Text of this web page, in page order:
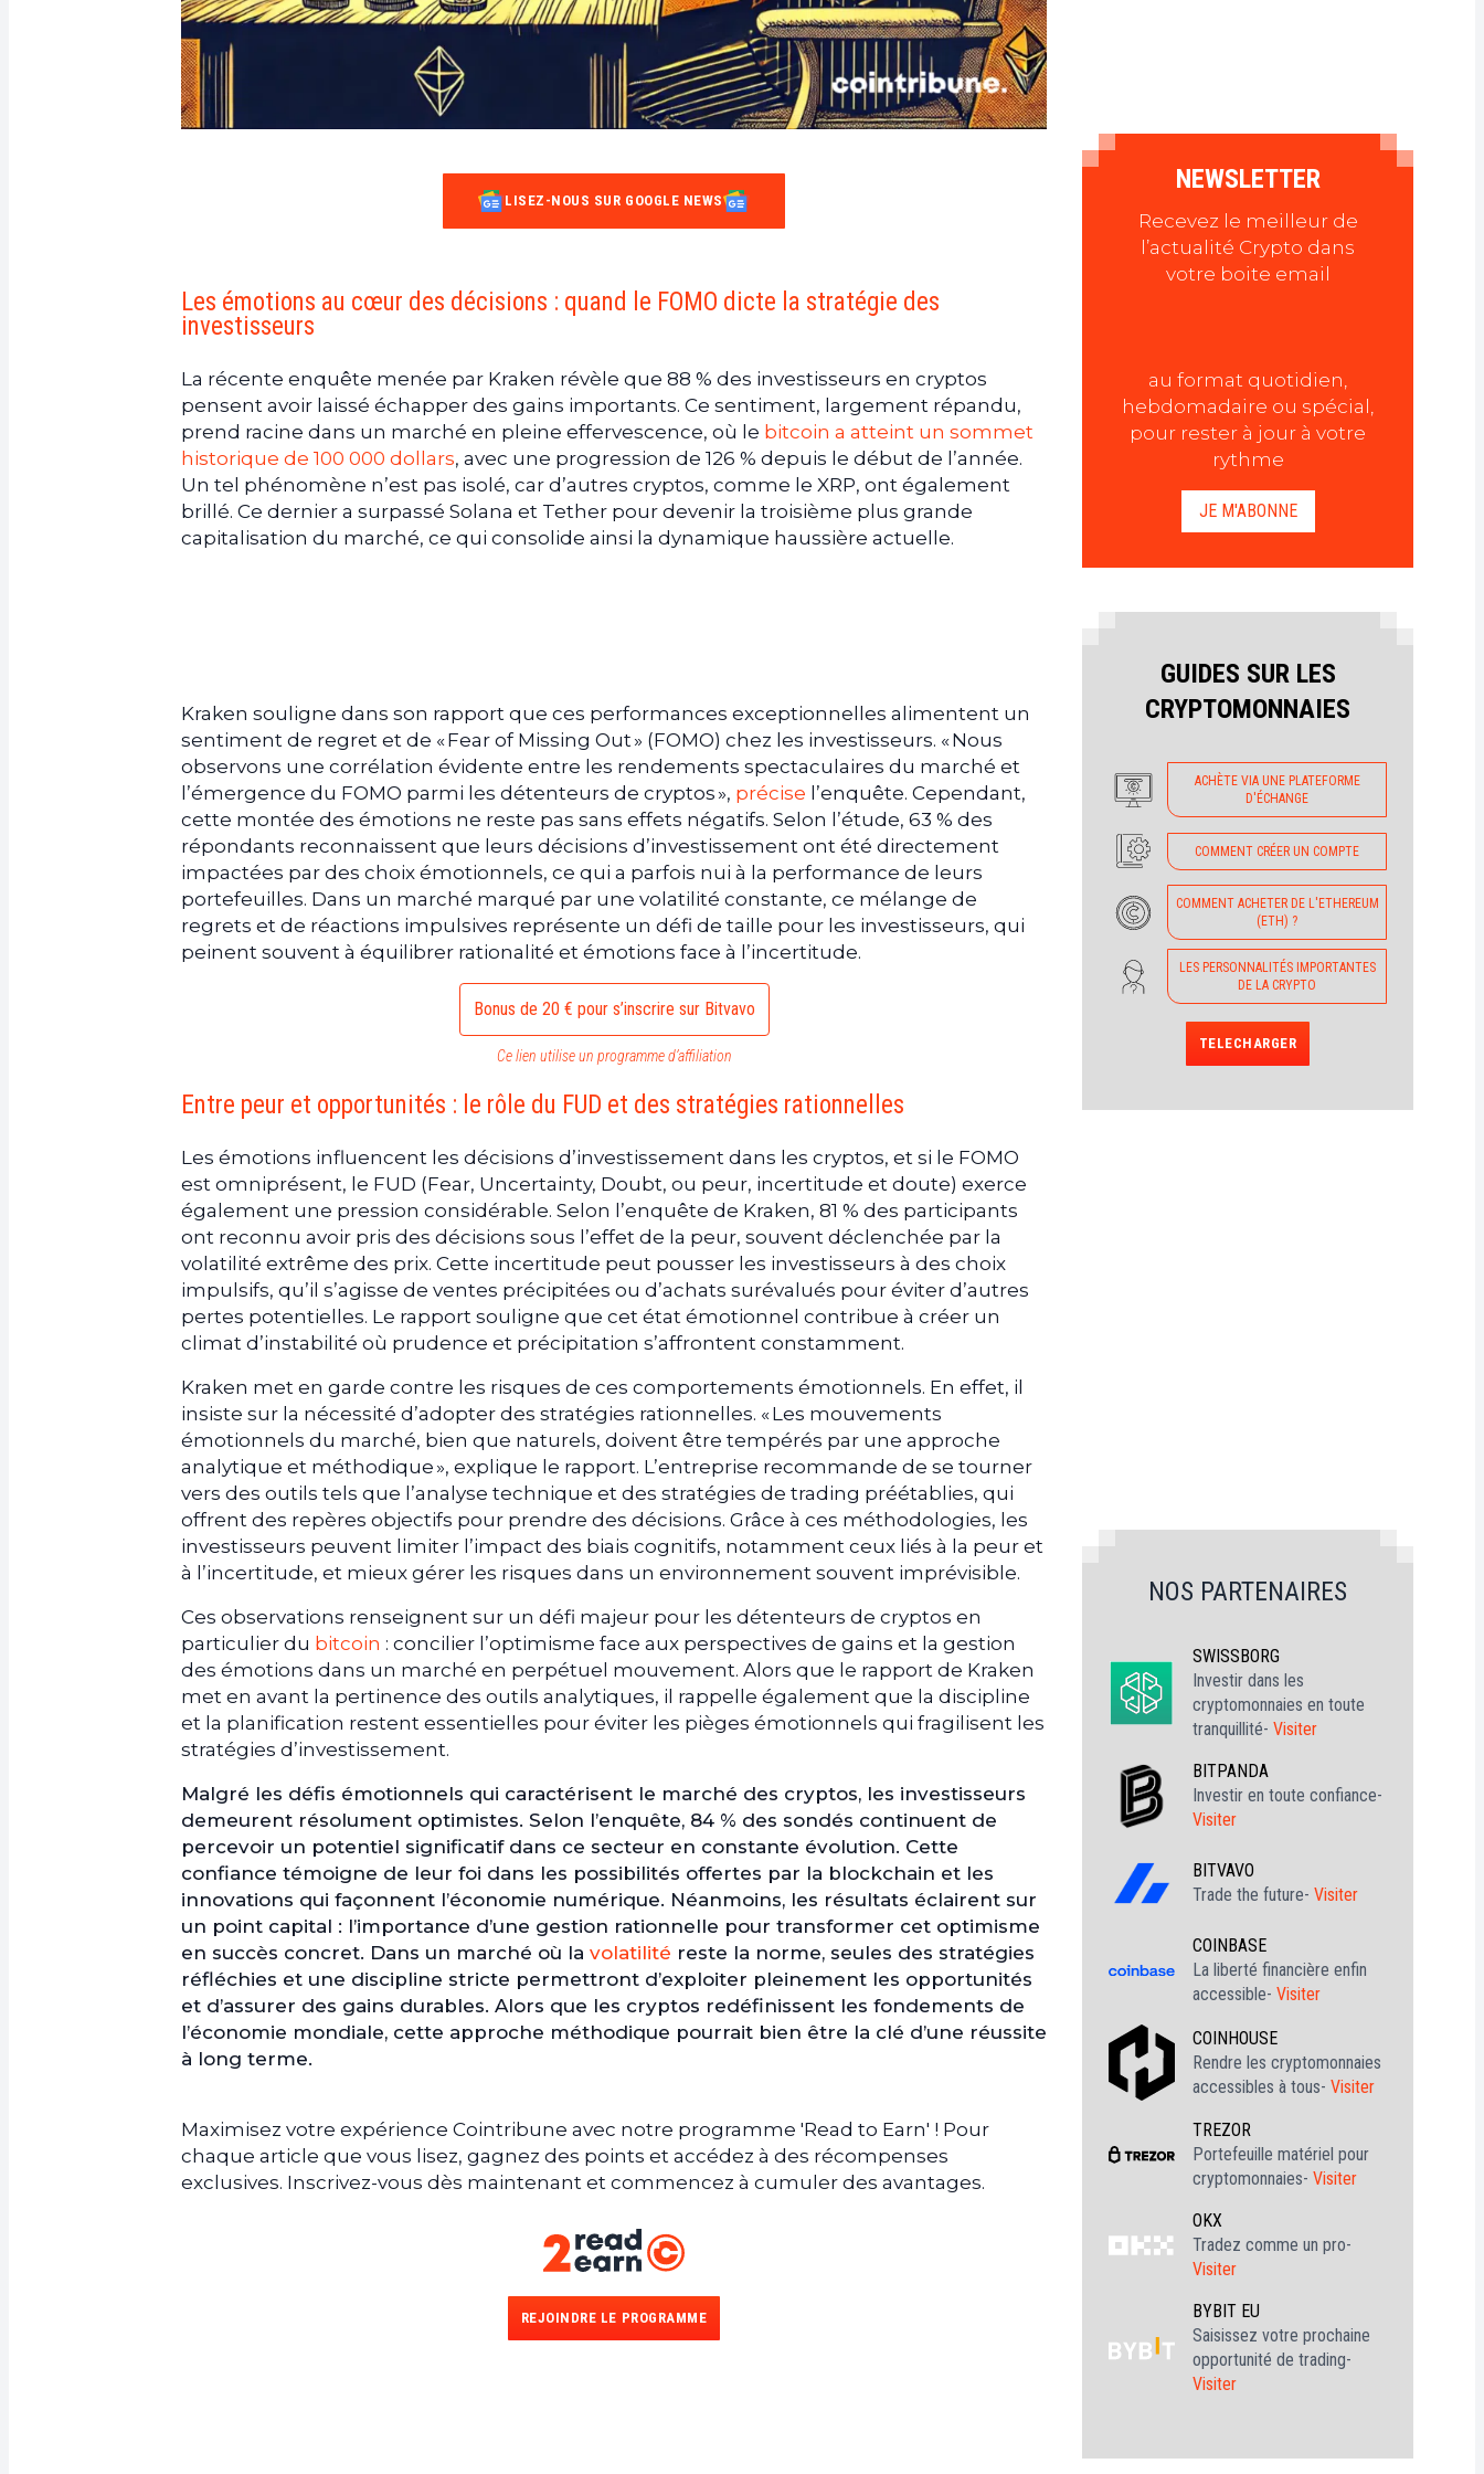
LISEZ-NOUS SUR GOOGLE NEWS
Les émotions au cœur des décisions : quand le FOMO dicte la stratégie des
investisseurs
La récente enquête menée par Kraken révèle que 88 % des investisseurs en cryptos
pensent avoir laissé échapper des gains importants. Ce sentiment, largement répandu,
prend racine dans un marché en pleine effervescence, où le bitcoin a atteint un sommet
historique de 100 000 dollars, avec une progression de 126 % depuis le début de l’année.
Un tel phénomène n’est pas isolé, car d’autres cryptos, comme le XRP, ont également
brillé. Ce dernier a surpassé Solana et Tether pour devenir la troisième plus grande
capitalisation du marché, ce qui consolide ainsi la dynamique haussière actuelle.
Kraken souligne dans son rapport que ces performances exceptionnelles alimentent un
sentiment de regret et de « Fear of Missing Out » (FOMO) chez les investisseurs. « Nous
observons une corrélation évidente entre les rendements spectaculaires du marché et
l’émergence du FOMO parmi les détenteurs de cryptos », précise l’enquête. Cependant,
cette montée des émotions ne reste pas sans effets négatifs. Selon l’étude, 63 % des
répondants reconnaissent que leurs décisions d’investissement ont été directement
impactées par des choix émotionnels, ce qui a parfois nui à la performance de leurs
portefeuilles. Dans un marché marqué par une volatilité constante, ce mélange de
regrets et de réactions impulsives représente un défi de taille pour les investisseurs, qui
peinent souvent à équilibrer rationalité et émotions face à l’incertitude.
Bonus de 20 € pour s’inscrire sur Bitvavo
Ce lien utilise un programme d’affiliation
Entre peur et opportunités : le rôle du FUD et des stratégies rationnelles
Les émotions influencent les décisions d’investissement dans les cryptos, et si le FOMO
est omniprésent, le FUD (Fear, Uncertainty, Doubt, ou peur, incertitude et doute) exerce
également une pression considérable. Selon l’enquête de Kraken, 81 % des participants
ont reconnu avoir pris des décisions sous l’effet de la peur, souvent déclenchée par la
volatilité extrême des prix. Cette incertitude peut pousser les investisseurs à des choix
impulsifs, qu’il s’agisse de ventes précipitées ou d’achats surévalués pour éviter d’autres
pertes potentielles. Le rapport souligne que cet état émotionnel contribue à créer un
climat d’instabilité où prudence et précipitation s’affrontent constamment.
Kraken met en garde contre les risques de ces comportements émotionnels. En effet, il
insiste sur la nécessité d’adopter des stratégies rationnelles. « Les mouvements
émotionnels du marché, bien que naturels, doivent être tempérés par une approche
analytique et méthodique », explique le rapport. L’entreprise recommande de se tourner
vers des outils tels que l’analyse technique et des stratégies de trading préétablies, qui
offrent des repères objectifs pour prendre des décisions. Grâce à ces méthodologies, les
investisseurs peuvent limiter l’impact des biais cognitifs, notamment ceux liés à la peur et
à l’incertitude, et mieux gérer les risques dans un environnement souvent imprévisible.
Ces observations renseignent sur un défi majeur pour les détenteurs de cryptos en
particulier du bitcoin : concilier l’optimisme face aux perspectives de gains et la gestion
des émotions dans un marché en perpétuel mouvement. Alors que le rapport de Kraken
met en avant la pertinence des outils analytiques, il rappelle également que la discipline
et la planification restent essentielles pour éviter les pièges émotionnels qui fragilisent les
stratégies d’investissement.
Malgré les défis émotionnels qui caractérisent le marché des cryptos, les investisseurs
demeurent résolument optimistes. Selon l’enquête, 84 % des sondés continuent de
percevoir un potentiel significatif dans ce secteur en constante évolution. Cette
confiance témoigne de leur foi dans les possibilités offertes par la blockchain et les
innovations qui façonnent l’économie numérique. Néanmoins, les résultats éclairent sur
un point capital : l’importance d’une gestion rationnelle pour transformer cet optimisme
en succès concret. Dans un marché où la volatilité reste la norme, seules des stratégies
réfléchies et une discipline stricte permettront d’exploiter pleinement les opportunités
et d’assurer des gains durables. Alors que les cryptos redéfinissent les fondements de
l’économie mondiale, cette approche méthodique pourrait bien être la clé d’une réussite
à long terme.
Maximisez votre expérience Cointribune avec notre programme 'Read to Earn' ! Pour
chaque article que vous lisez, gagnez des points et accédez à des récompenses
exclusives. Inscrivez-vous dès maintenant et commencez à cumuler des avantages.
REJOINDRE LE PROGRAMME
NEWSLETTER
Recevez le meilleur de
l’actualité Crypto dans
votre boite email
au format quotidien,
hebdomadaire ou spécial,
pour rester à jour à votre
rythme
JE M'ABONNE
GUIDES SUR LES
CRYPTOMONNAIES
ACHÈTE VIA UNE PLATEFORME
D'ÉCHANGE
COMMENT CRÉER UN COMPTE
COMMENT ACHETER DE L'ETHEREUM
(ETH) ?
LES PERSONNALITÉS IMPORTANTES
DE LA CRYPTO
TELECHARGER
NOS PARTENAIRES
SWISSBORG
Investir dans les
cryptomonnaies en toute
tranquillité- Visiter
BITPANDA
Investir en toute confiance-
Visiter
BITVAVO
Trade the future- Visiter
COINBASE
La liberté financière enfin
accessible- Visiter
COINHOUSE
Rendre les cryptomonnaies
accessibles à tous- Visiter
TREZOR
Portefeuille matériel pour
cryptomonnaies- Visiter
OKX
Tradez comme un pro-
Visiter
BYBIT EU
Saisissez votre prochaine
opportunité de trading-
Visiter